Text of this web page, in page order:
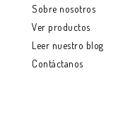
Sobre nosotros
Ver productos
Leer nuestro blog
Contáctanos